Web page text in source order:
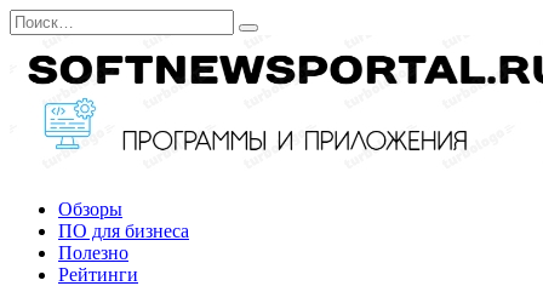
Перейти
к
содержанию
Search
for:
Обзоры
ПО для бизнеса
Полезно
Рейтинги